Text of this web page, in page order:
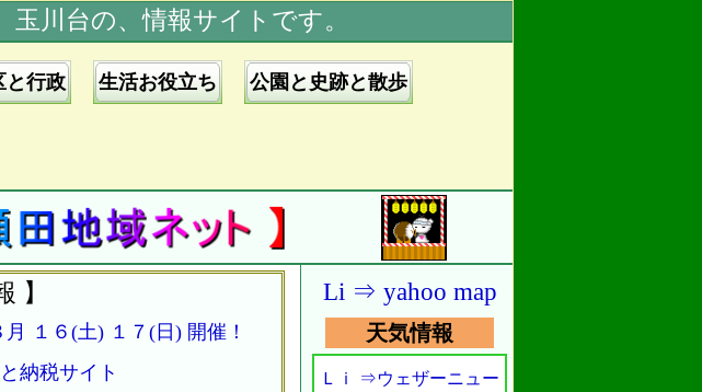
川台の、情報サイトです。
と行政 生活お役立ち 公園と史跡と散歩
Li ⇒ yahoo map
天気情報
Ｌｉ ⇒ウェザーニュー
】
１６(土) １７(日) 開催！
納税サイト